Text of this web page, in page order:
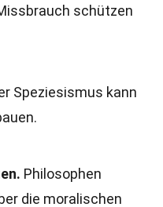
schützen
Speziesismus kann
Philosophen
die moralischen